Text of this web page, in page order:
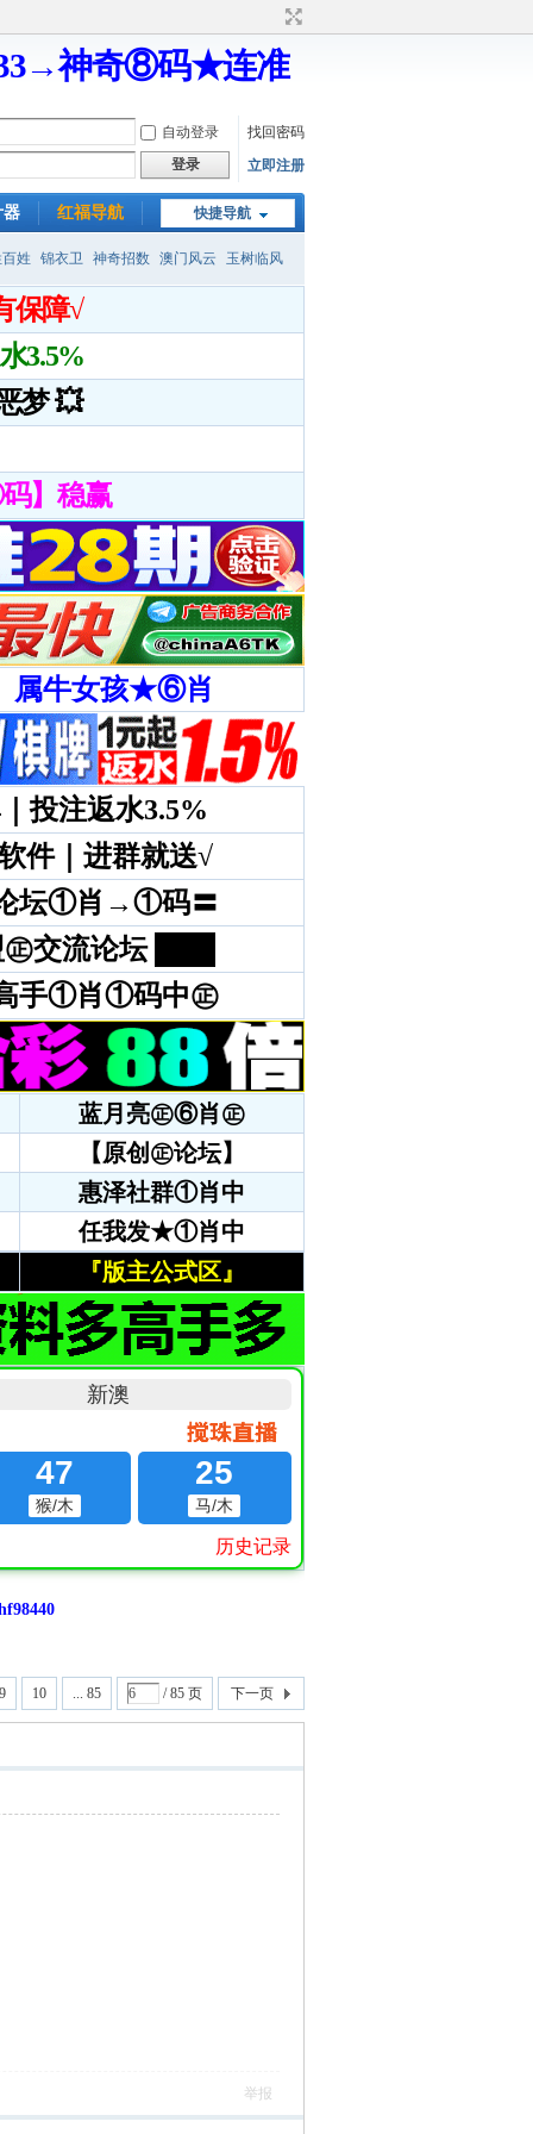
神奇⑧码★连准
自动登录
找回密码
登录
立即注册
快捷导航
器 红福导航
姓 锦衣卫 神奇招数 澳门风云 玉树临风
9 10 ... 85 / 85 页 下一页
举报